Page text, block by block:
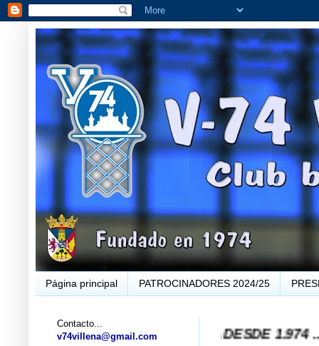
Página principal PATROCINADORES 2024/25
... V-74 VILLENA DESDE 1.974 ... EL
Contacto...
v74villena@gmail.com